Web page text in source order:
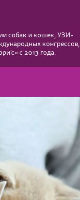
собак и кошек, УЗИ-
конгрессов,
с 2013 года.